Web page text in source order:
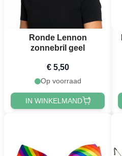
Ronde Lennon
zonnebril geel
€ 5,50
Op voorraad
IN WINKELMAND